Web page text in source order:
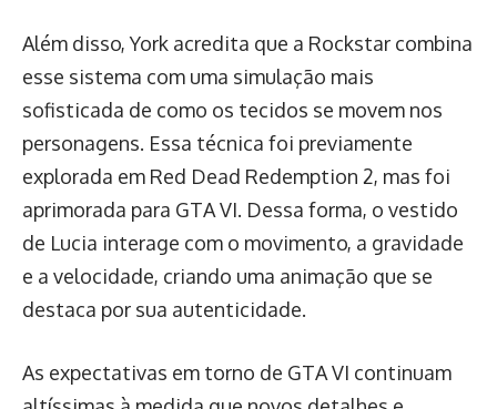
Além disso, York acredita que a Rockstar combina
esse sistema com uma simulação mais
sofisticada de como os tecidos se movem nos
personagens. Essa técnica foi previamente
explorada em Red Dead Redemption 2, mas foi
aprimorada para GTA VI. Dessa forma, o vestido
de Lucia interage com o movimento, a gravidade
e a velocidade, criando uma animação que se
destaca por sua autenticidade.
As expectativas em torno de GTA VI continuam